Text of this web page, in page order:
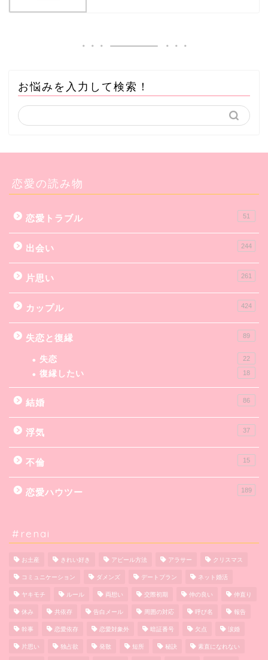
お悩みを入力して検索！
恋愛の読み物
恋愛トラブル 51
出会い 244
片思い 261
カップル 424
失恋と復縁 89
失恋 22
復縁したい 18
結婚 86
浮気 37
不倫 15
恋愛ハウツー 189
#renai
お土産 きれい好き アピール方法 アラサー クリスマス
コミュニケーション ダメンズ デートプラン ネット婚活
ヤキモチ ルール 両想い 交際初期 仲の良い 仲直り
休み 共依存 告白メール 周囲の対応 呼び名 報告
幹事 恋愛依存 恋愛対象外 暗証番号 欠点 涙婚
片思い 独占欲 発散 短所 秘訣 素直になれない